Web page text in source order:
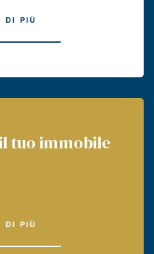
DI PIÙ
tuo immobile
DI PIÙ